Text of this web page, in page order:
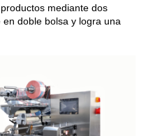
mediante dos
doble bolsa y logra una